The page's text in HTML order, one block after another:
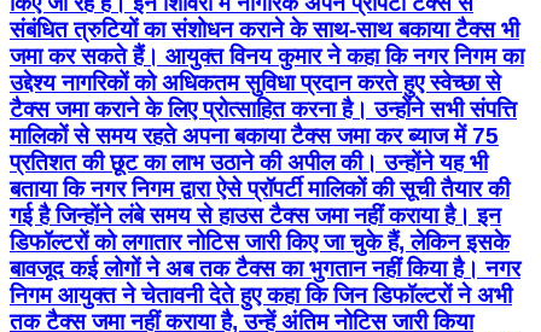
संबंधित त्रुटियों का संशोधन कराने के साथ-साथ बकाया टैक्स भी
जमा कर सकते हैं। आयुक्त विनय कुमार ने कहा कि नगर निगम का
उद्देश्य नागरिकों को अधिकतम सुविधा प्रदान करते हुए स्वेच्छा से
टैक्स जमा कराने के लिए प्रोत्साहित करना है। उन्होंने सभी संपत्ति
मालिकों से समय रहते अपना बकाया टैक्स जमा कर ब्याज में 75
प्रतिशत की छूट का लाभ उठाने की अपील की। उन्होंने यह भी
बताया कि नगर निगम द्वारा ऐसे प्रॉपर्टी मालिकों की सूची तैयार की
गई है जिन्होंने लंबे समय से हाउस टैक्स जमा नहीं कराया है। इन
डिफॉल्टरों को लगातार नोटिस जारी किए जा चुके हैं, लेकिन इसके
बावजूद कई लोगों ने अब तक टैक्स का भुगतान नहीं किया है। नगर
निगम आयुक्त ने चेतावनी देते हुए कहा कि जिन डिफॉल्टरों ने अभी
तक टैक्स जमा नहीं कराया है, उन्हें अंतिम नोटिस जारी किया